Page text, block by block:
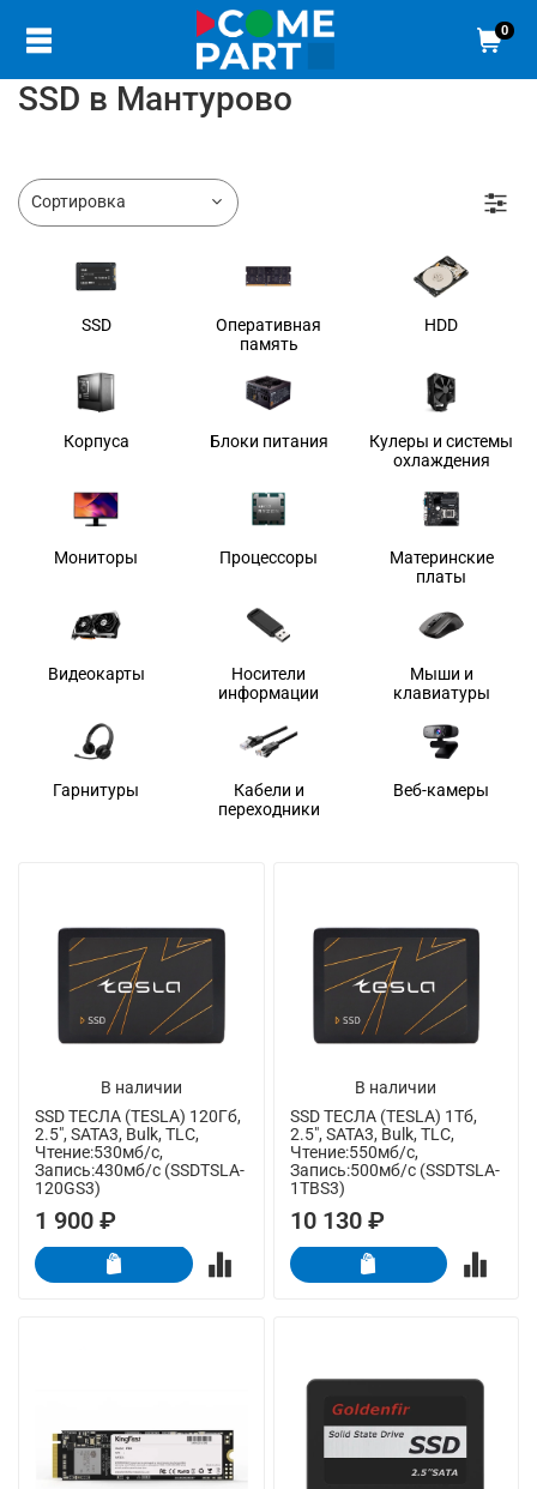
0
SSD в Мантурово
SSD
Оперативная
память
HDD
Корпуса Блоки питания
Кулеры и системы
охлаждения
Мониторы Процессоры
Материнские
платы
Видеокарты
Носители
информации
Мыши и
клавиатуры
Гарнитуры
Кабели и
переходники
Веб-камеры
В наличии
SSD ТЕСЛА (TESLA) 120Гб,
2.5", SATA3, Bulk, TLC,
Чтение:530мб/с,
Запись:430мб/с (SSDTSLA-
120GS3)
1 900 ₽
В наличии
SSD ТЕСЛА (TESLA) 1Тб,
2.5", SATA3, Bulk, TLC,
Чтение:550мб/с,
Запись:500мб/с (SSDTSLA-
1TBS3)
10 130 ₽